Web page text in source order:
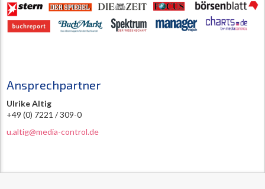
Ansprechpartner
Ulrike Altig
+49 (0) 7221 / 309-0
u.altig@media-control.de